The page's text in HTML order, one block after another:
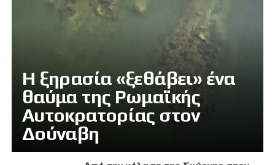
Η ξηρασία «ξεθάβει» ένα
θαύμα της Ρωμαϊκής
Αυτοκρατορίας στον
Δούναβη